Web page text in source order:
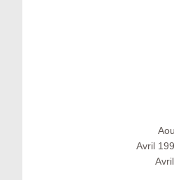
Avril